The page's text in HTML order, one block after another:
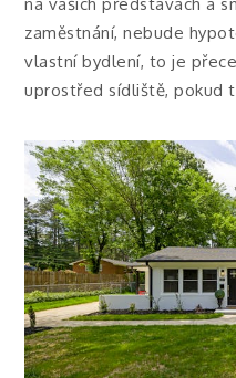
zaměstnání, nebude
vlastní bydlení, to je
uprostřed sídliště, pokud